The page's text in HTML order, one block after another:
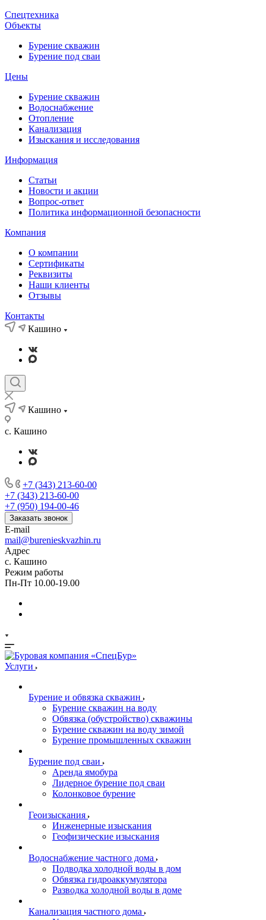
Спецтехника
Объекты
Бурение скважин
Бурение под сваи
Цены
Бурение скважин
Водоснабжение
Отопление
Канализация
Изыскания и исследования
Информация
Статьи
Новости и акции
Вопрос-ответ
Политика информационной безопасности
Компания
О компании
Сертификаты
Реквизиты
Наши клиенты
Отзывы
Контакты
Кашино
Кашино
с. Кашино
+7 (343) 213-60-00
+7 (343) 213-60-00
+7 (950) 194-00-46
Заказать звонок
E-mail
mail@burenieskvazhin.ru
Адрес
с. Кашино
Режим работы
Пн-Пт 10.00-19.00
Услуги
Бурение и обвязка скважин
Бурение скважин на воду
Обвязка (обустройство) скважины
Бурение скважин на воду зимой
Бурение промышленных скважин
Бурение под сваи
Аренда ямобура
Лидерное бурение под сваи
Колонковое бурение
Геоизыскания
Инженерные изыскания
Геофизические изыскания
Водоснабжение частного дома
Подводка холодной воды в дом
Обвязка гидроаккумулятора
Разводка холодной воды в доме
Канализация частного дома